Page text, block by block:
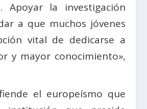
Apoyar la investigación
a que muchos jóvenes
vital de dedicarse a
y mayor conocimiento»,
el europeísmo que